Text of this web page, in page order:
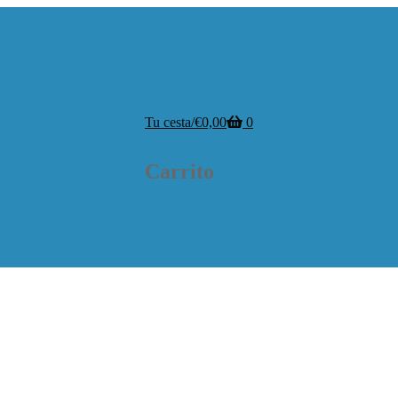
Tu cesta/€0,00 0
Carrito